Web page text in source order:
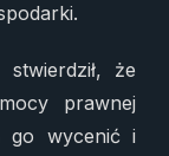
że
prawnej
go wycenić i